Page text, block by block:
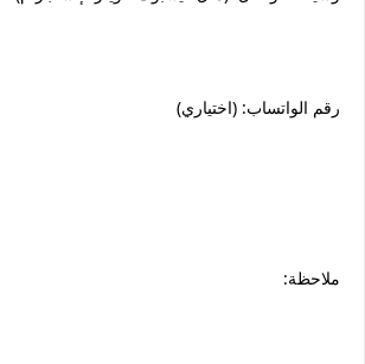
رقم الواتساب: (اختياري)
ملاحظة: